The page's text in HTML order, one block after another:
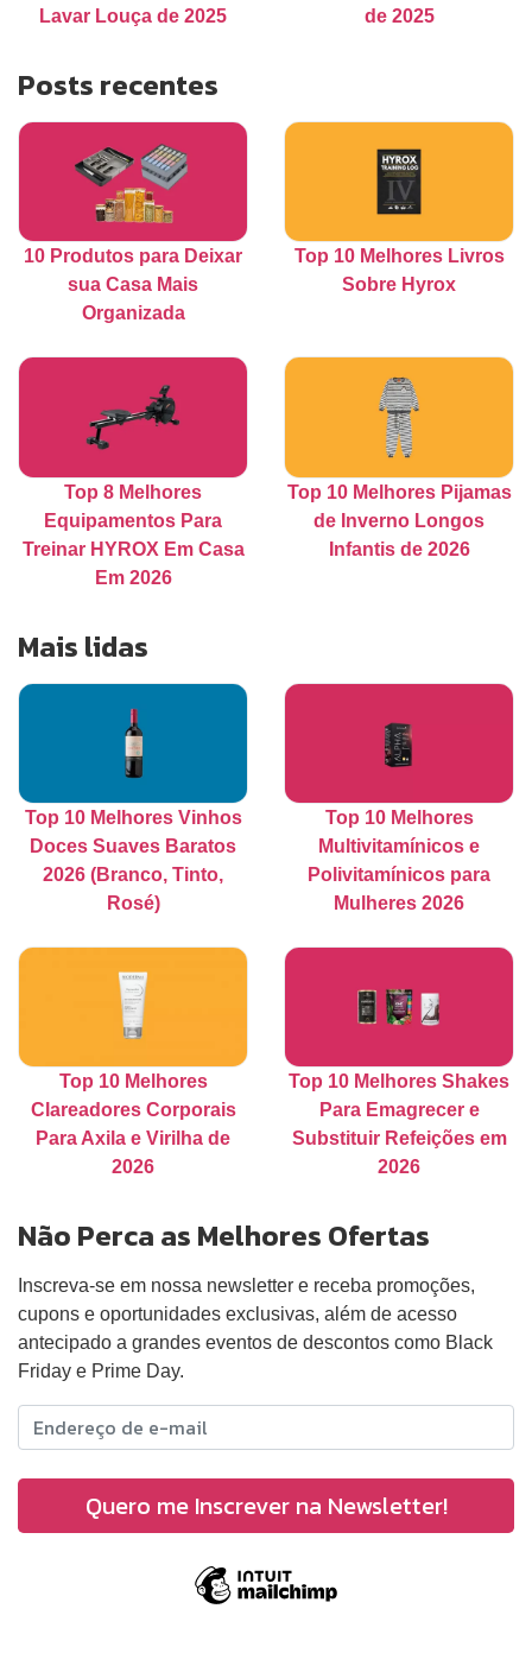
Lavar Louça de 2025
de 2025
Posts recentes
10 Produtos para Deixar
sua Casa Mais
Organizada
Top 10 Melhores Livros
Sobre Hyrox
Top 8 Melhores
Equipamentos Para
Treinar HYROX Em Casa
Em 2026
Top 10 Melhores Pijamas
de Inverno Longos
Infantis de 2026
Mais lidas
Top 10 Melhores Vinhos
Doces Suaves Baratos
2026 (Branco, Tinto,
Rosé)
Top 10 Melhores
Multivitamínicos e
Polivitamínicos para
Mulheres 2026
Top 10 Melhores
Clareadores Corporais
Para Axila e Virilha de
2026
Top 10 Melhores Shakes
Para Emagrecer e
Substituir Refeições em
2026
Não Perca as Melhores Ofertas
Inscreva-se em nossa newsletter e receba promoções,
cupons e oportunidades exclusivas, além de acesso
antecipado a grandes eventos de descontos como Black
Friday e Prime Day.